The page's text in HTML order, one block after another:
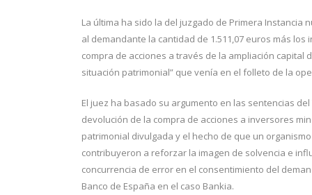
La última ha sido la del juzgado de Primera Instancia
al demandante la cantidad de 1.511,07 euros más
compra de acciones a través de la ampliación capital
situación patrimonial” que venía en el folleto de la
El juez ha basado su argumento en las sentencias
devolución de la compra de acciones a inversores
patrimonial divulgada y el hecho de que un
contribuyeron a reforzar la imagen de solvencia e
concurrencia de error en el consentimiento del
Banco de España en el caso Bankia.